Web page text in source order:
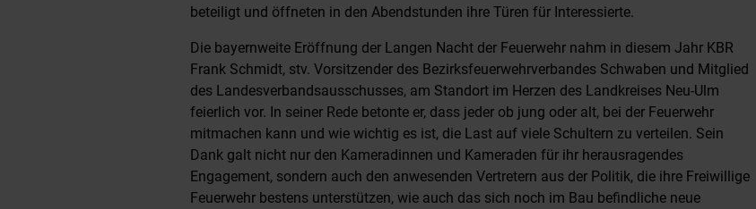
beteiligt und öffneten in den Abendstunden ihre Türen für Interessierte.
Die bayernweite Eröffnung der Langen Nacht der Feuerwehr nahm in diesem Jahr KBR
Frank Schmidt, stv. Vorsitzender des Bezirksfeuerwehrverbandes Schwaben und Mitglied
des Landesverbandsausschusses, am Standort im Herzen des Landkreises Neu-Ulm
feierlich vor. In seiner Rede betonte er, dass jeder ob jung oder alt, bei der Feuerwehr
mitmachen kann und wie wichtig es ist, die Last auf viele Schultern zu verteilen. Sein
Dank galt nicht nur den Kameradinnen und Kameraden für ihr herausragendes
Engagement, sondern auch den anwesenden Vertretern aus der Politik, die ihre Freiwillige
Feuerwehr bestens unterstützen, wie auch das sich noch im Bau befindliche neue